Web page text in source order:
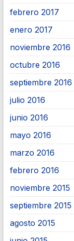
febrero 2017
enero 2017
noviembre 2016
octubre 2016
septiembre 2016
julio 2016
junio 2016
mayo 2016
marzo 2016
febrero 2016
noviembre 2015
septiembre 2015
agosto 2015